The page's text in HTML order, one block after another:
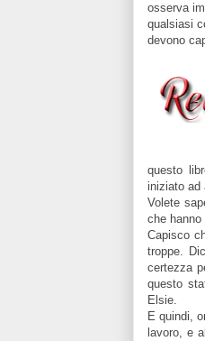
osserva
qualsiasi
devono
questo
iniziato ad
Volete
che
Capisco
troppe. D
certezza
questo
Elsie.
E quindi,
lavoro, e